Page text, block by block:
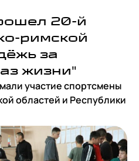
20-й
римской
за
жизни"
участие спортсмены
областей и Республики